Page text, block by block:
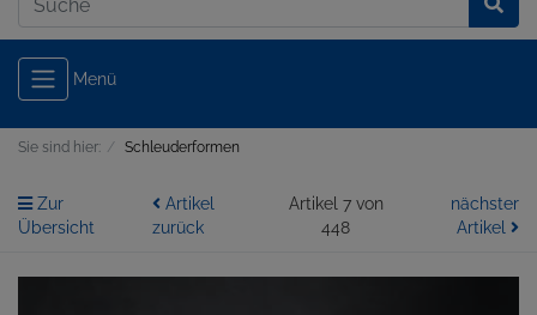
Menü
Sie sind hier: Schleuderformen
Zur
Übersicht
Artikel
zurück
Artikel 7 von
448
nächster
Artikel